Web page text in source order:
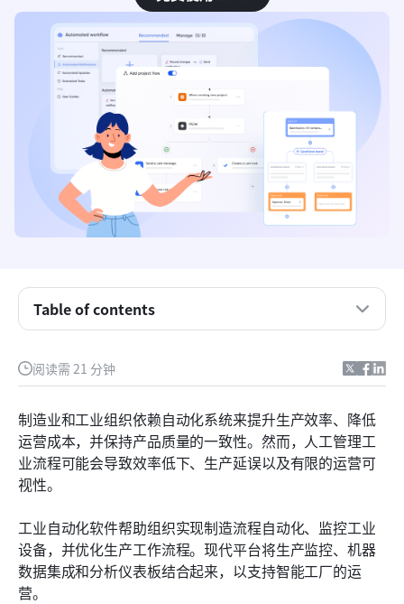
阅读需 21 分钟
制造业和工业组织依赖自动化系统来提升生产效率、降低
运营成本，并保持产品质量的一致性。然而，人工管理工
业流程可能会导致效率低下、生产延误以及有限的运营可
视性。
工业自动化软件帮助组织实现制造流程自动化、监控工业
设备，并优化生产工作流程。现代平台将生产监控、机器
数据集成和分析仪表板结合起来，以支持智能工厂的运
营。
Table of contents
关键要点：工业自动化的5款最佳软件
比较：工业自动化软件前五名
什么是工业自动化软件？
为什么制造商采用工业自动化软件
工业自动化平台的关键功能
用于制造运营的17款工业自动化软件
工业自动化软件的新兴趋势
结论